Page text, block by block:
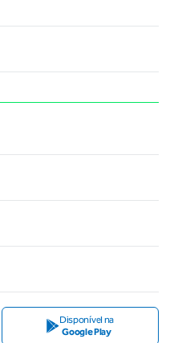
Disponível na
Google Play